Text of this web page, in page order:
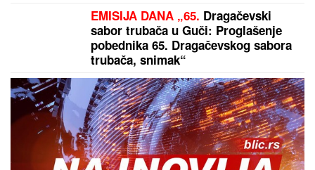
ŽIVOT MENJA NAGLAVAČKE
EMISIJA DANA „65. Dragačevski
sabor trubača u Guči: Proglašenje
pobednika 65. Dragačevskog sabora
trubača, snimak“